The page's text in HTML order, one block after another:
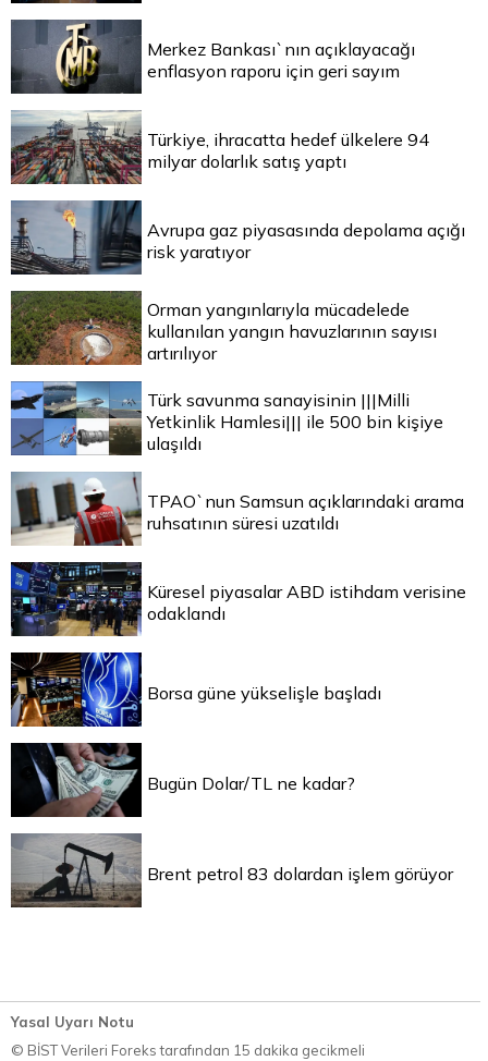
Merkez Bankası`nın açıklayacağı
enflasyon raporu için geri sayım
Türkiye, ihracatta hedef ülkelere 94
milyar dolarlık satış yaptı
Avrupa gaz piyasasında depolama açığı
risk yaratıyor
Orman yangınlarıyla mücadelede
kullanılan yangın havuzlarının sayısı
artırılıyor
Türk savunma sanayisinin |||Milli
Yetkinlik Hamlesi||| ile 500 bin kişiye
ulaşıldı
TPAO`nun Samsun açıklarındaki arama
ruhsatının süresi uzatıldı
Küresel piyasalar ABD istihdam verisine
odaklandı
Borsa güne yükselişle başladı
Bugün Dolar/TL ne kadar?
Brent petrol 83 dolardan işlem görüyor
Yasal Uyarı Notu
© BİST Verileri Foreks tarafından 15 dakika gecikmeli